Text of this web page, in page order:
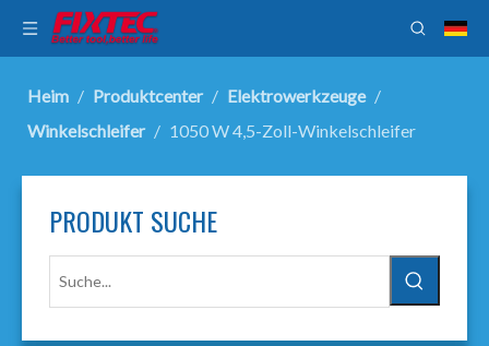
Heim / Produktcenter / Elektrowerkzeuge /
Winkelschleifer / 1050 W 4,5-Zoll-Winkelschleifer
PRODUKT SUCHE